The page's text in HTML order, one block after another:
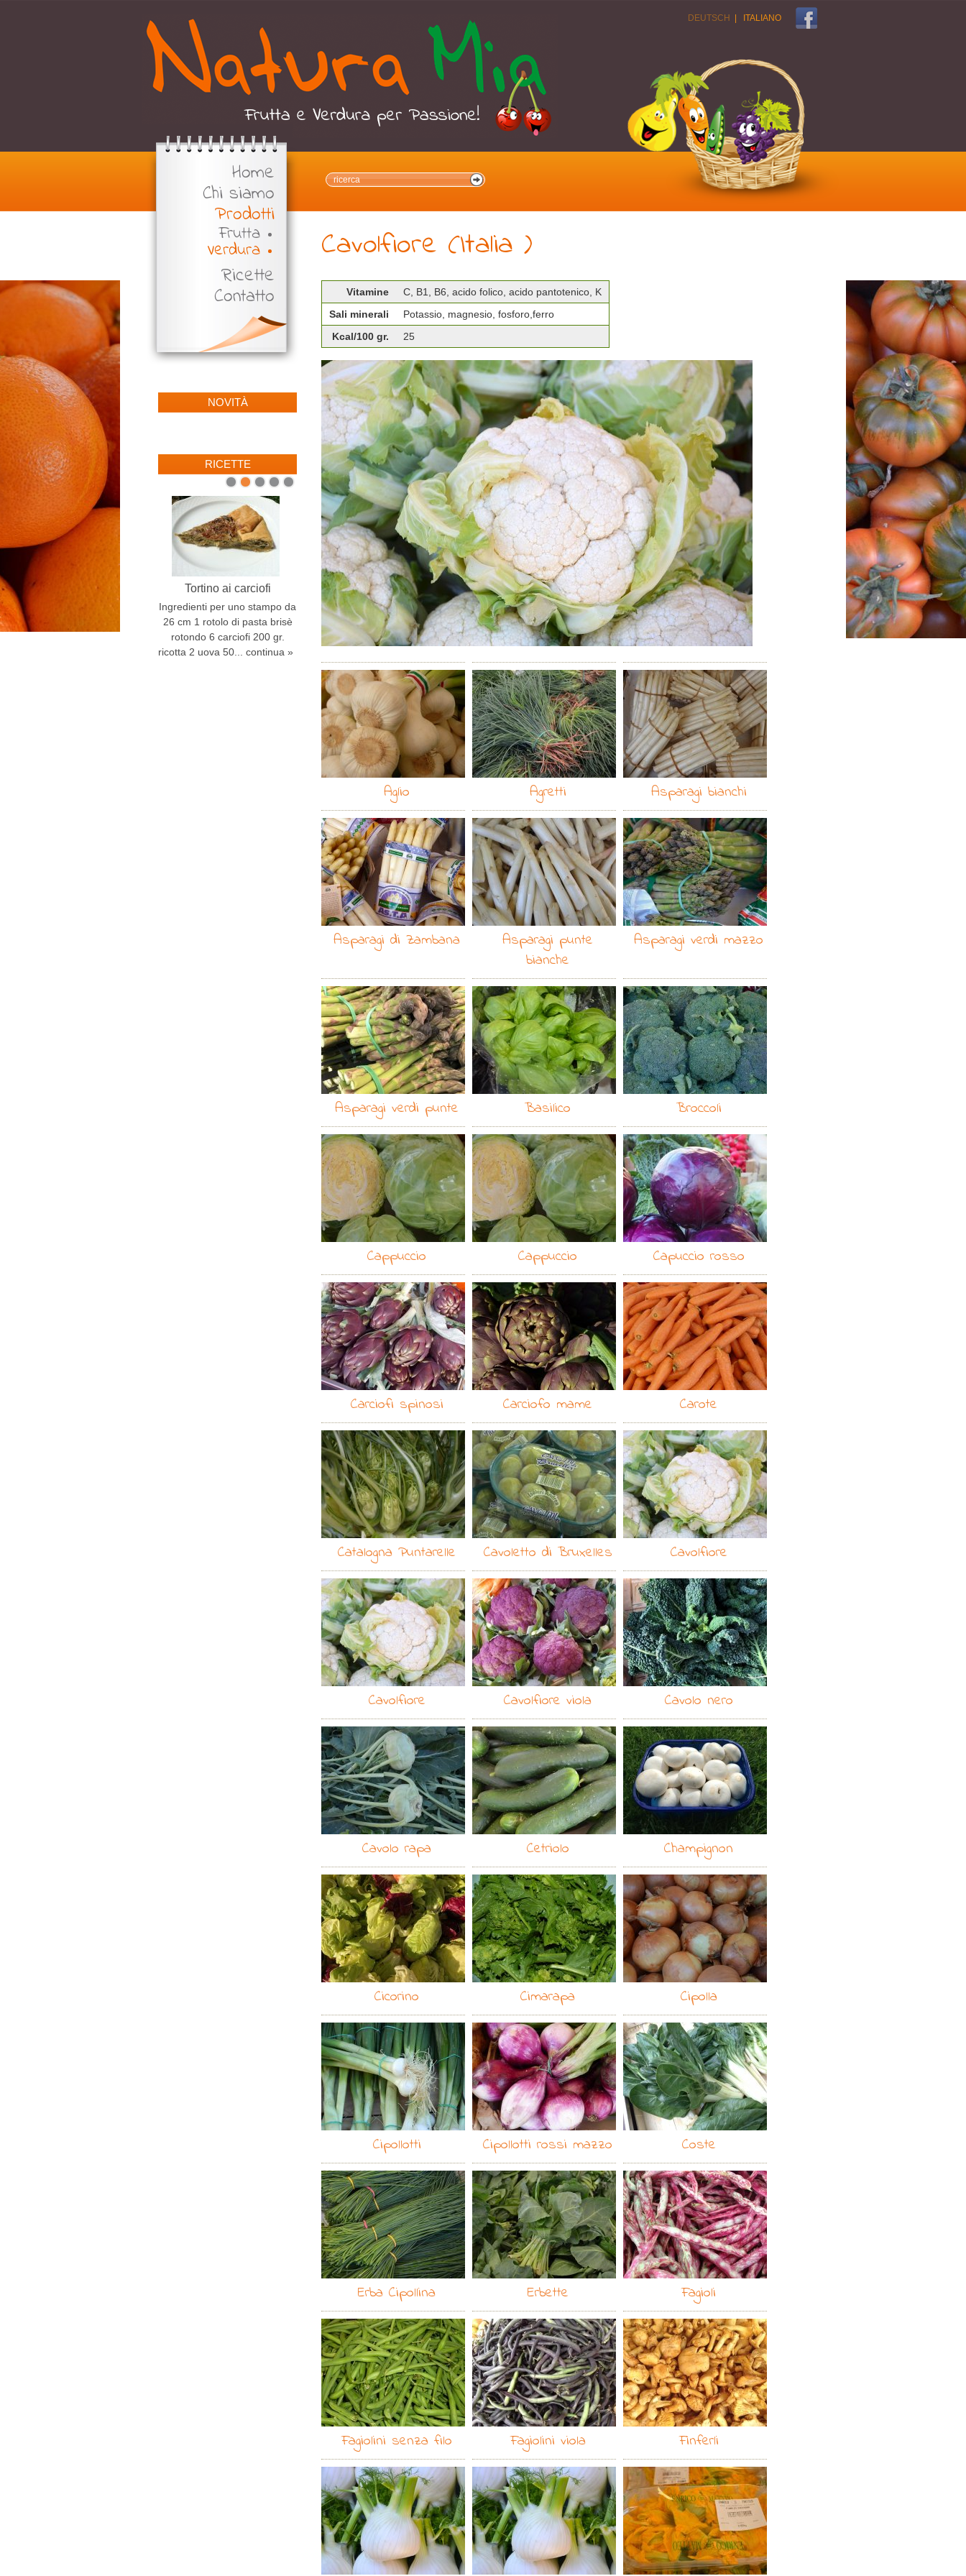
DEUTSCH ITALIANO
Home
Chi siamo
Prodotti
Frutta
Verdura
Ricette
Contatto
NOVITÀ
RICETTE
1 2 3 4 5
Tortino ai carciofi
Ingredienti per uno stampo da
26 cm 1 rotolo di pasta brisè
rotondo 6 carciofi 200 gr.
ricotta 2 uova 50...
continua »
Cavolfiore (Italia )
Vitamine
C, B1, B6, acido folico, acido pantotenico, K
Sali minerali
Potassio, magnesio, fosforo,ferro
Kcal/100 gr.
25
Aglio Agretti Asparagi bianchi
Asparagi di Zambana
Asparagi punte
bianche
Asparagi verdi mazzo
Asparagi verdi punte Basilico Broccoli
Cappuccio Cappuccio Capuccio rosso
Carciofi spinosi Carciofo mame Carote
Catalogna Puntarelle Cavoletto di Bruxelles Cavolfiore
Cavolfiore Cavolfiore viola Cavolo nero
Cavolo rapa Cetriolo Champignon
Cicorino Cimarapa Cipolla
Cipollotti Cipollotti rossi mazzo Coste
Erba Cipollina Erbette Fagioli
Fagiolini senza filo Fagiolini viola Finferli